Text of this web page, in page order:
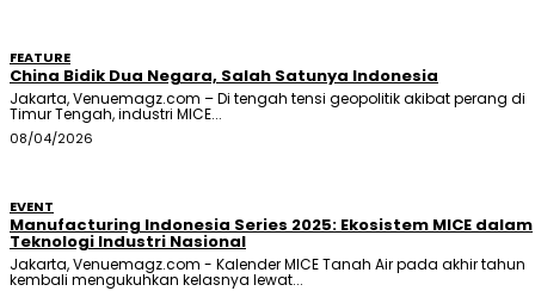
FEATURE
China Bidik Dua Negara, Salah Satunya Indonesia
Jakarta, Venuemagz.com – Di tengah tensi geopolitik akibat perang di
Timur Tengah, industri MICE...
08/04/2026
EVENT
Manufacturing Indonesia Series 2025: Ekosistem MICE dalam
Teknologi Industri Nasional
Jakarta, Venuemagz.com - Kalender MICE Tanah Air pada akhir tahun
kembali mengukuhkan kelasnya lewat...